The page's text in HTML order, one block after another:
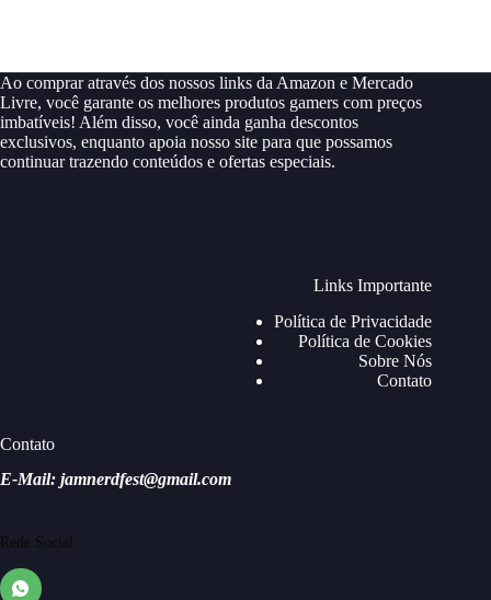
Ao comprar através dos nossos links da Amazon e Mercado
Livre, você garante os melhores produtos gamers com preços
imbatíveis! Além disso, você ainda ganha descontos
exclusivos, enquanto apoia nosso site para que possamos
continuar trazendo conteúdos e ofertas especiais.
Links Importante
Política de Privacidade
Política de Cookies
Sobre Nós
Contato
Contato
E-Mail: jamnerdfest@gmail.com
Rede Social